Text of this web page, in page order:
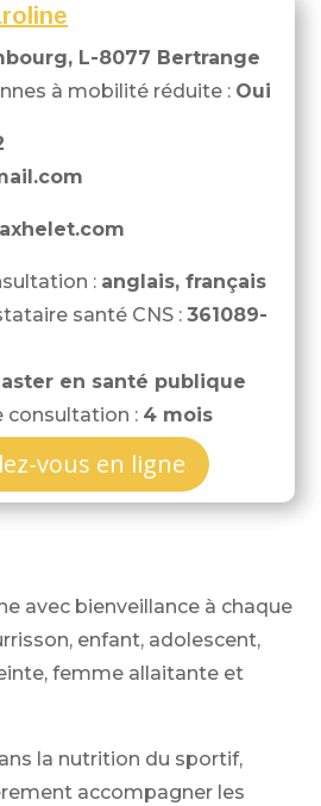
L-8077 Bertrange
à mobilité réduite : Oui
: anglais, français
santé CNS :361089-
en santé publique
consultation : 4 mois
vous en ligne
avec bienveillance à chaque
enfant, adolescent,
femme allaitante et
la nutrition du sportif,
accompagner les